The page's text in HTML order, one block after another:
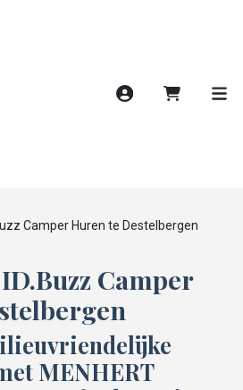
Account
Camper Huren te Destelbergen
Camper
MENHERT